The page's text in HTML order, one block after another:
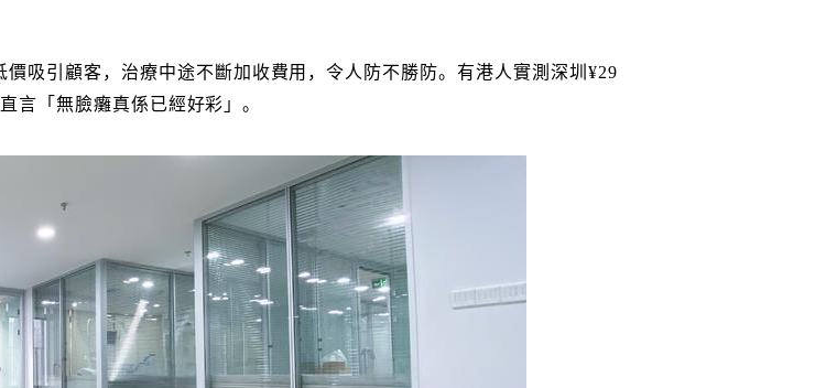
吸引顧客，治療中途不斷加收費用，令人防不勝防。有港人實測深圳¥29
言「無臉癱真係已經好彩」。